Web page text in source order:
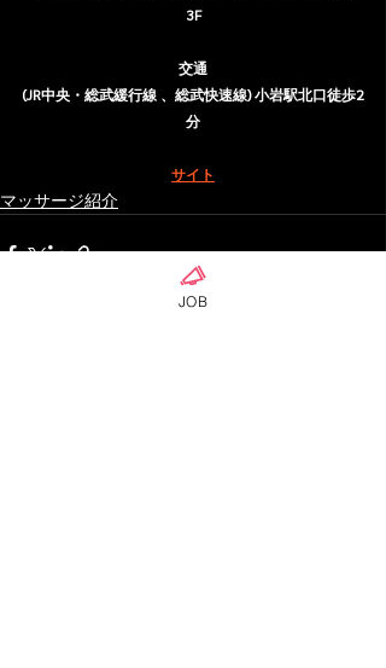
3F
交通
(JR中央・総武緩行線 、総武快速線) 小岩駅北口徒歩2
分
サイト
マッサージ紹介
JOB